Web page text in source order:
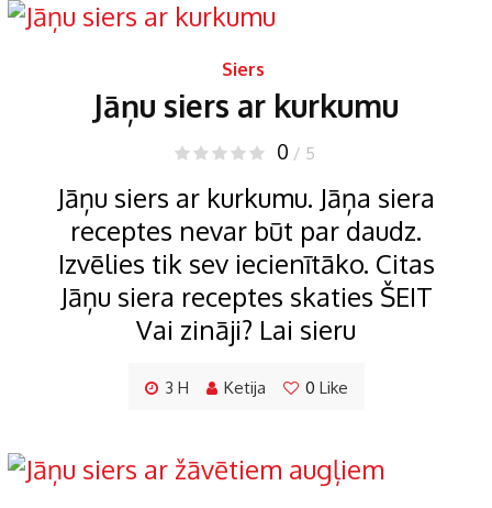
Siers
Jāņu siers ar kurkumu
0 / 5
Jāņu siers ar kurkumu. Jāņa siera
receptes nevar būt par daudz.
Izvēlies tik sev iecienītāko. Citas
Jāņu siera receptes skaties ŠEIT
Vai zināji? Lai sieru
3 H Ketija 0 Like